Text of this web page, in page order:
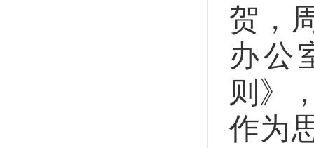
贺，
办公
则》
作为